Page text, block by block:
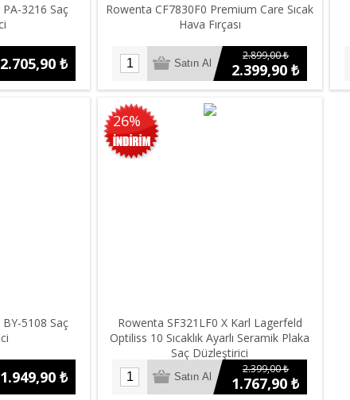
3216 Saç
2.705,90 ₺
Rowenta CF7830F0 Premium Care Sıcak
Hava Fırçası
2.899,00 ₺
2.399,90 ₺
5108 Saç
1.949,90 ₺
26%
Rowenta SF321LF0 X Karl Lagerfeld
Optiliss 10 Sıcaklık Ayarlı Seramik Plaka
Saç Düzleştirici
2.399,00 ₺
1.767,90 ₺